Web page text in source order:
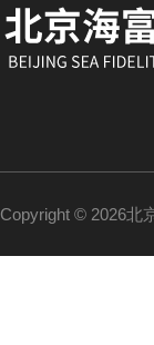
Copyright © 2026北